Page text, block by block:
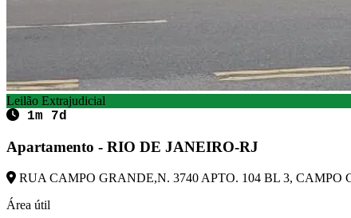
Leilão Extrajudicial
1m 7d
Apartamento - RIO DE JANEIRO-RJ
RUA CAMPO GRANDE,N. 3740 APTO. 104 BL 3, CAMPO
Área útil